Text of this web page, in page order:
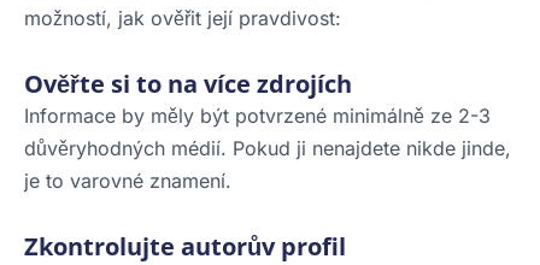
možností, jak ověřit její pravdivost:
Ověřte si to na více zdrojích
Informace by měly být potvrzené minimálně ze 2-3
důvěryhodných médií. Pokud ji nenajdete nikde jinde,
je to varovné znamení.
Zkontrolujte autorův profil